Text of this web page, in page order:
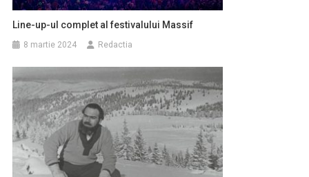
Line-up-ul complet al festivalului Massif
8 martie 2024 Redactia